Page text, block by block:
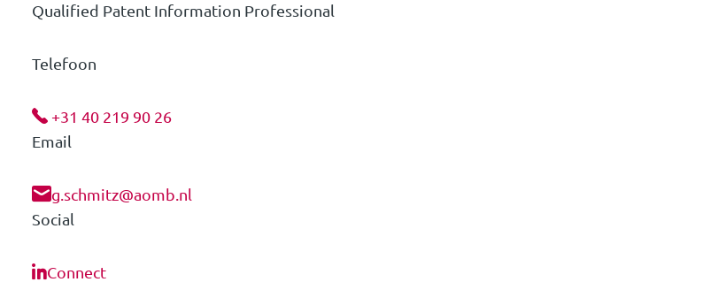
Qualified Patent Information Professional
Telefoon
+31 40 219 90 26
Email
g.schmitz@aomb.nl
Social
Connect